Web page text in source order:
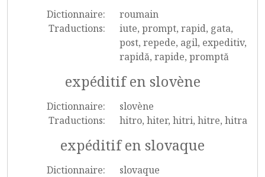
Dictionnaire:
roumain
Traductions:
iute, prompt, rapid, gata,
post, repede, agil, expeditiv,
rapidă, rapide, promptă
expéditif en slovène
Dictionnaire:
slovène
Traductions:
hitro, hiter, hitri, hitre, hitra
expéditif en slovaque
Dictionnaire:
slovaque